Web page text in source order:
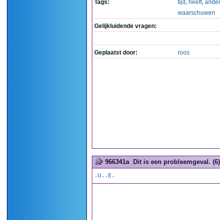
Tags: tijd , heeft,
waarschuwen
Gelijkluidende vragen:
Geplaatst door: roos
966341a Dit is een probleemgeval. (6)
.U..E.